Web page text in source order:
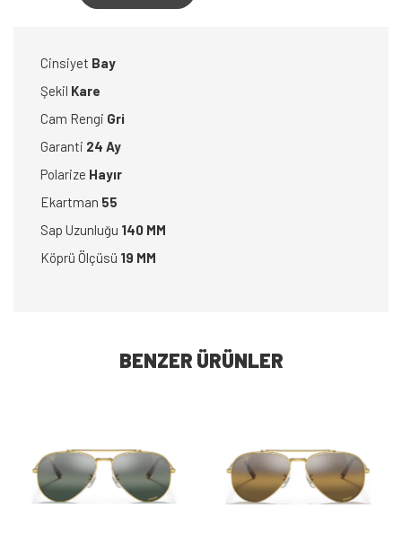
Cinsiyet Bay
Şekil Kare
Cam Rengi Gri
Garanti 24 Ay
Polarize Hayır
Ekartman 55
Sap Uzunluğu 140 MM
Köprü Ölçüsü 19 MM
BENZER ÜRÜNLER